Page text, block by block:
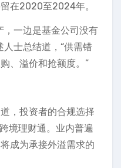
在2020至2024年。
，一边是基金公司没有
人士总结道，“供需错
、溢价和抢额度。”
，投资者的合规选择
境理财通。业内普遍
成为承接外溢需求的